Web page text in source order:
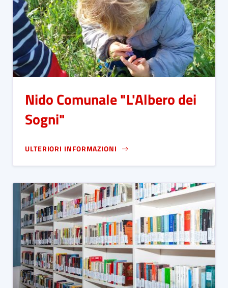
Nido Comunale "L'Albero dei
Sogni"
ULTERIORI INFORMAZIONI